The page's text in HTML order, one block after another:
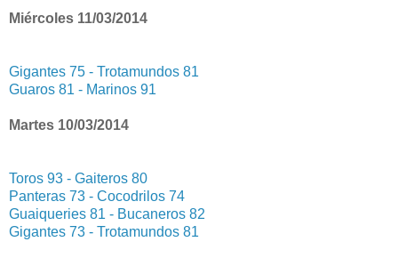
Miércoles 11/03/2014
Gigantes 75 - Trotamundos 81
Guaros 81 - Marinos 91
Martes 10/03/2014
Toros 93 - Gaiteros 80
Panteras 73 - Cocodrilos 74
Guaiqueries 81 - Bucaneros 82
Gigantes 73 - Trotamundos 81